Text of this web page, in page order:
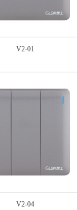
V2-01
V2-04